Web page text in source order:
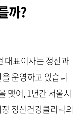
까?
대표이사는 정신과
운영하고 있습니
맺어, 1년간 서울시
정신건강클리닉의